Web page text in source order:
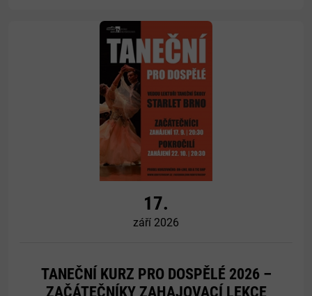
17.
září 2026
TANEČNÍ KURZ PRO DOSPĚLÉ 2026 –
ZAČÁTEČNÍKY ZAHAJOVACÍ LEKCE